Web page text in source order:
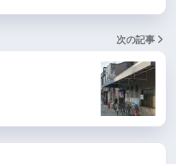
次の記事